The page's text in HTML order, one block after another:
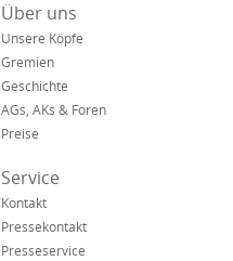
Über uns
Unsere Köpfe
Gremien
Geschichte
AGs, AKs & Foren
Preise
Service
Kontakt
Pressekontakt
Presseservice